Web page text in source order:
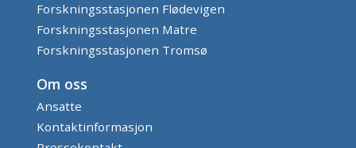
Forskningsstasjonen Flødevigen
Forskningsstasjonen Matre
Forskningsstasjonen Tromsø
Om oss
Ansatte
Kontaktinformasjon